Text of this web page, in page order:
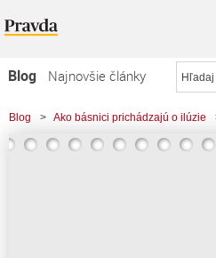
Blog
Najnovšie články
Najčítanejšie články
Najkomentovanejšie články
Blog > Ako básnici prichádzajú o ilúzie